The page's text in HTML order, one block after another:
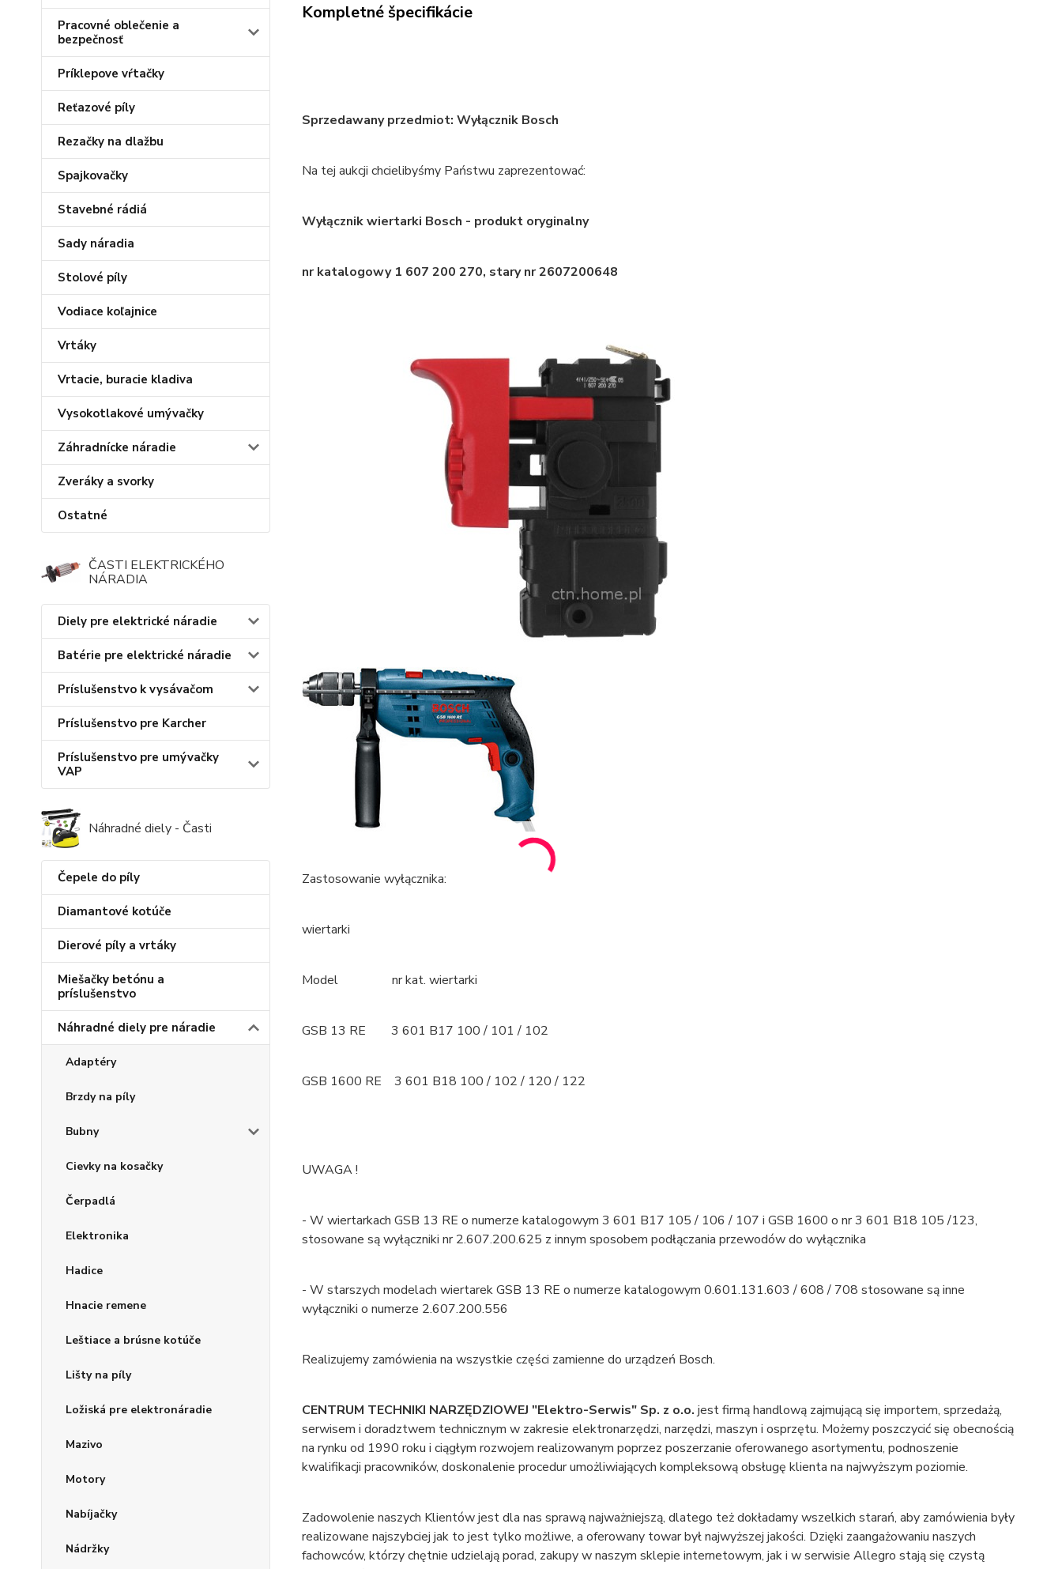
Pracovné oblečenie a
bezpečnosť
Príklepove vŕtačky
Reťazové píly
Rezačky na dlažbu
Spajkovačky
Stavebné rádiá
Sady náradia
Stolové píly
Vodiace koľajnice
Vrtáky
Vrtacie, buracie kladiva
Vysokotlakové umývačky
Záhradnícke náradie
Zveráky a svorky
Ostatné
ČASTI ELEKTRICKÉHO
NÁRADIA
Diely pre elektrické náradie
Batérie pre elektrické náradie
Príslušenstvo k vysávačom
Príslušenstvo pre Karcher
Príslušenstvo pre umývačky
VAP
Náhradné diely - Časti
Čepele do píly
Diamantové kotúče
Dierové píly a vrtáky
Miešačky betónu a
príslušenstvo
Náhradné diely pre náradie
Adaptéry
Brzdy na píly
Bubny
Cievky na kosačky
Čerpadlá
Elektronika
Hadice
Hnacie remene
Leštiace a brúsne kotúče
Lišty na píly
Ložiská pre elektronáradie
Mazivo
Motory
Nabíjačky
Nádržky
Kompletné špecifikácie
Sprzedawany przedmiot: Wyłącznik Bosch
Na tej aukcji chcielibyśmy Państwu zaprezentować:
Wyłącznik wiertarki Bosch - produkt oryginalny
nr katalogowy 1 607 200 270, stary nr 2607200648
Zastosowanie wyłącznika:
wiertarki
Model nr kat. wiertarki
GSB 13 RE 3 601 B17 100 / 101 / 102
GSB 1600 RE 3 601 B18 100 / 102 / 120 / 122
UWAGA !
- W wiertarkach GSB 13 RE o numerze katalogowym 3 601 B17 105 / 106 / 107 i GSB 1600 o nr 3 601 B18 105 /123,
stosowane są wyłączniki nr 2.607.200.625 z innym sposobem podłączania przewodów do wyłącznika
- W starszych modelach wiertarek GSB 13 RE o numerze katalogowym 0.601.131.603 / 608 / 708 stosowane są inne
wyłączniki o numerze 2.607.200.556
Realizujemy zamówienia na wszystkie części zamienne do urządzeń Bosch.
CENTRUM TECHNIKI NARZĘDZIOWEJ "Elektro-Serwis" Sp. z o.o. jest firmą handlową zajmującą się importem, sprzedażą,
serwisem i doradztwem technicznym w zakresie elektronarzędzi, narzędzi, maszyn i osprzętu. Możemy poszczycić się obecnością
na rynku od 1990 roku i ciągłym rozwojem realizowanym poprzez poszerzanie oferowanego asortymentu, podnoszenie
kwalifikacji pracowników, doskonalenie procedur umożliwiających kompleksową obsługę klienta na najwyższym poziomie.
Zadowolenie naszych Klientów jest dla nas sprawą najważniejszą, dlatego też dokładamy wszelkich starań, aby zamówienia były
realizowane najszybciej jak to jest tylko możliwe, a oferowany towar był najwyższej jakości. Dzięki zaangażowaniu naszych
fachowców, którzy chętnie udzielają porad, zakupy w naszym sklepie internetowym, jak i w serwisie Allegro stają się czystą